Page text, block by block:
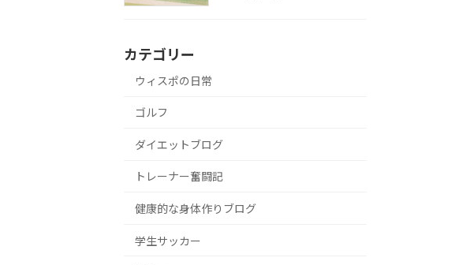
カテゴリー
ウィスポの日常
ゴルフ
ダイエットブログ
トレーナー奮闘記
健康的な身体作りブログ
学生サッカー